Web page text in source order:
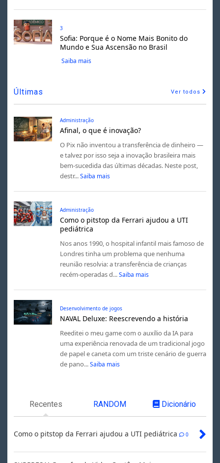
3
Sofia: Porque é o Nome Mais Bonito do
Mundo e Sua Ascensão no Brasil
Saiba mais
Últimas Ver todos
Administração
Afinal, o que é inovação?
O Pix não inventou a transferência de dinheiro —
e talvez por isso seja a inovação brasileira mais
bem-sucedida das últimas décadas. Neste post,
destr... Saiba mais
Administração
Como o pitstop da Ferrari ajudou a UTI
pediátrica
Nos anos 1990, o hospital infantil mais famoso de
Londres tinha um problema que nenhuma
reunião resolvia: a transferência de crianças
recém-operadas d... Saiba mais
Desenvolvimento de jogos
NAVAL Deluxe: Reescrevendo a história
Reeditei o meu game com o auxílio da IA para
uma experiência renovada de um tradicional jogo
de papel e caneta com um triste cenário de guerra
de pano... Saiba mais
Recentes RANDOM Dicionário
Como o pitstop da Ferrari ajudou a UTI pediátrica 0